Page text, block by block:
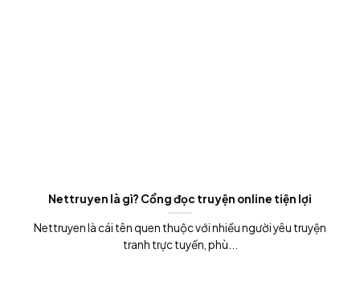
Nettruyen là gì? Cổng đọc truyện online tiện lợi
Nettruyen là cái tên quen thuộc với nhiều người yêu truyện
tranh trực tuyến, phù...